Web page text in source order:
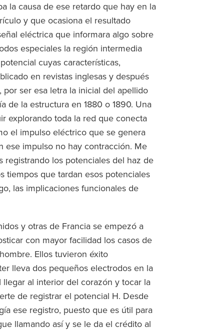
la causa de ese retardo que hay en la
y que ocasiona el resultado
eléctrica que informara algo sobre
especiales la región intermedia
cuyas características,
en revistas inglesas y después
ser esa letra la inicial del apellido
de la estructura en 1880 o 1890. Una
explorando toda la red que conecta
el impulso eléctrico que se genera
ese impulso no hay contracción. Me
registrando los potenciales del haz de
tiempos que tardan esos potenciales
las implicaciones funcionales de
y otras de Francia se empezó a
con mayor facilidad los casos de
Ellos tuvieron éxito
lleva dos pequeños electrodos en la
al interior del corazón y tocar la
de registrar el potencial H. Desde
ese registro, puesto que es útil para
llamando así y se le da el crédito al